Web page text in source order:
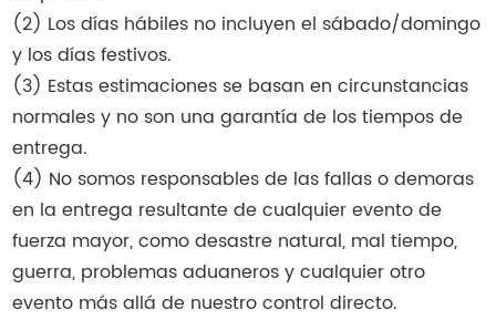
(2) Los días hábiles no incluyen el sábado/domingo
y los días festivos.
(3) Estas estimaciones se basan en circunstancias
normales y no son una garantía de los tiempos de
entrega.
(4) No somos responsables de las fallas o demoras
en la entrega resultante de cualquier evento de
fuerza mayor, como desastre natural, mal tiempo,
guerra, problemas aduaneros y cualquier otro
evento más allá de nuestro control directo.